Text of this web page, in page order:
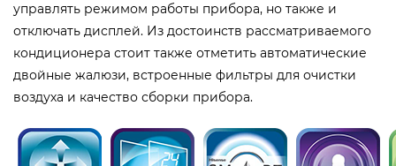
управлять режимом работы прибора, но также и
отключать дисплей. Из достоинств рассматриваемого
кондиционера стоит также отметить автоматические
двойные жалюзи, встроенные фильтры для очистки
воздуха и качество сборки прибора.